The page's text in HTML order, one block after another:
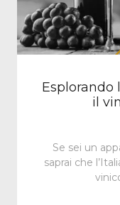
Esplorando
il
Se sei un
saprai che